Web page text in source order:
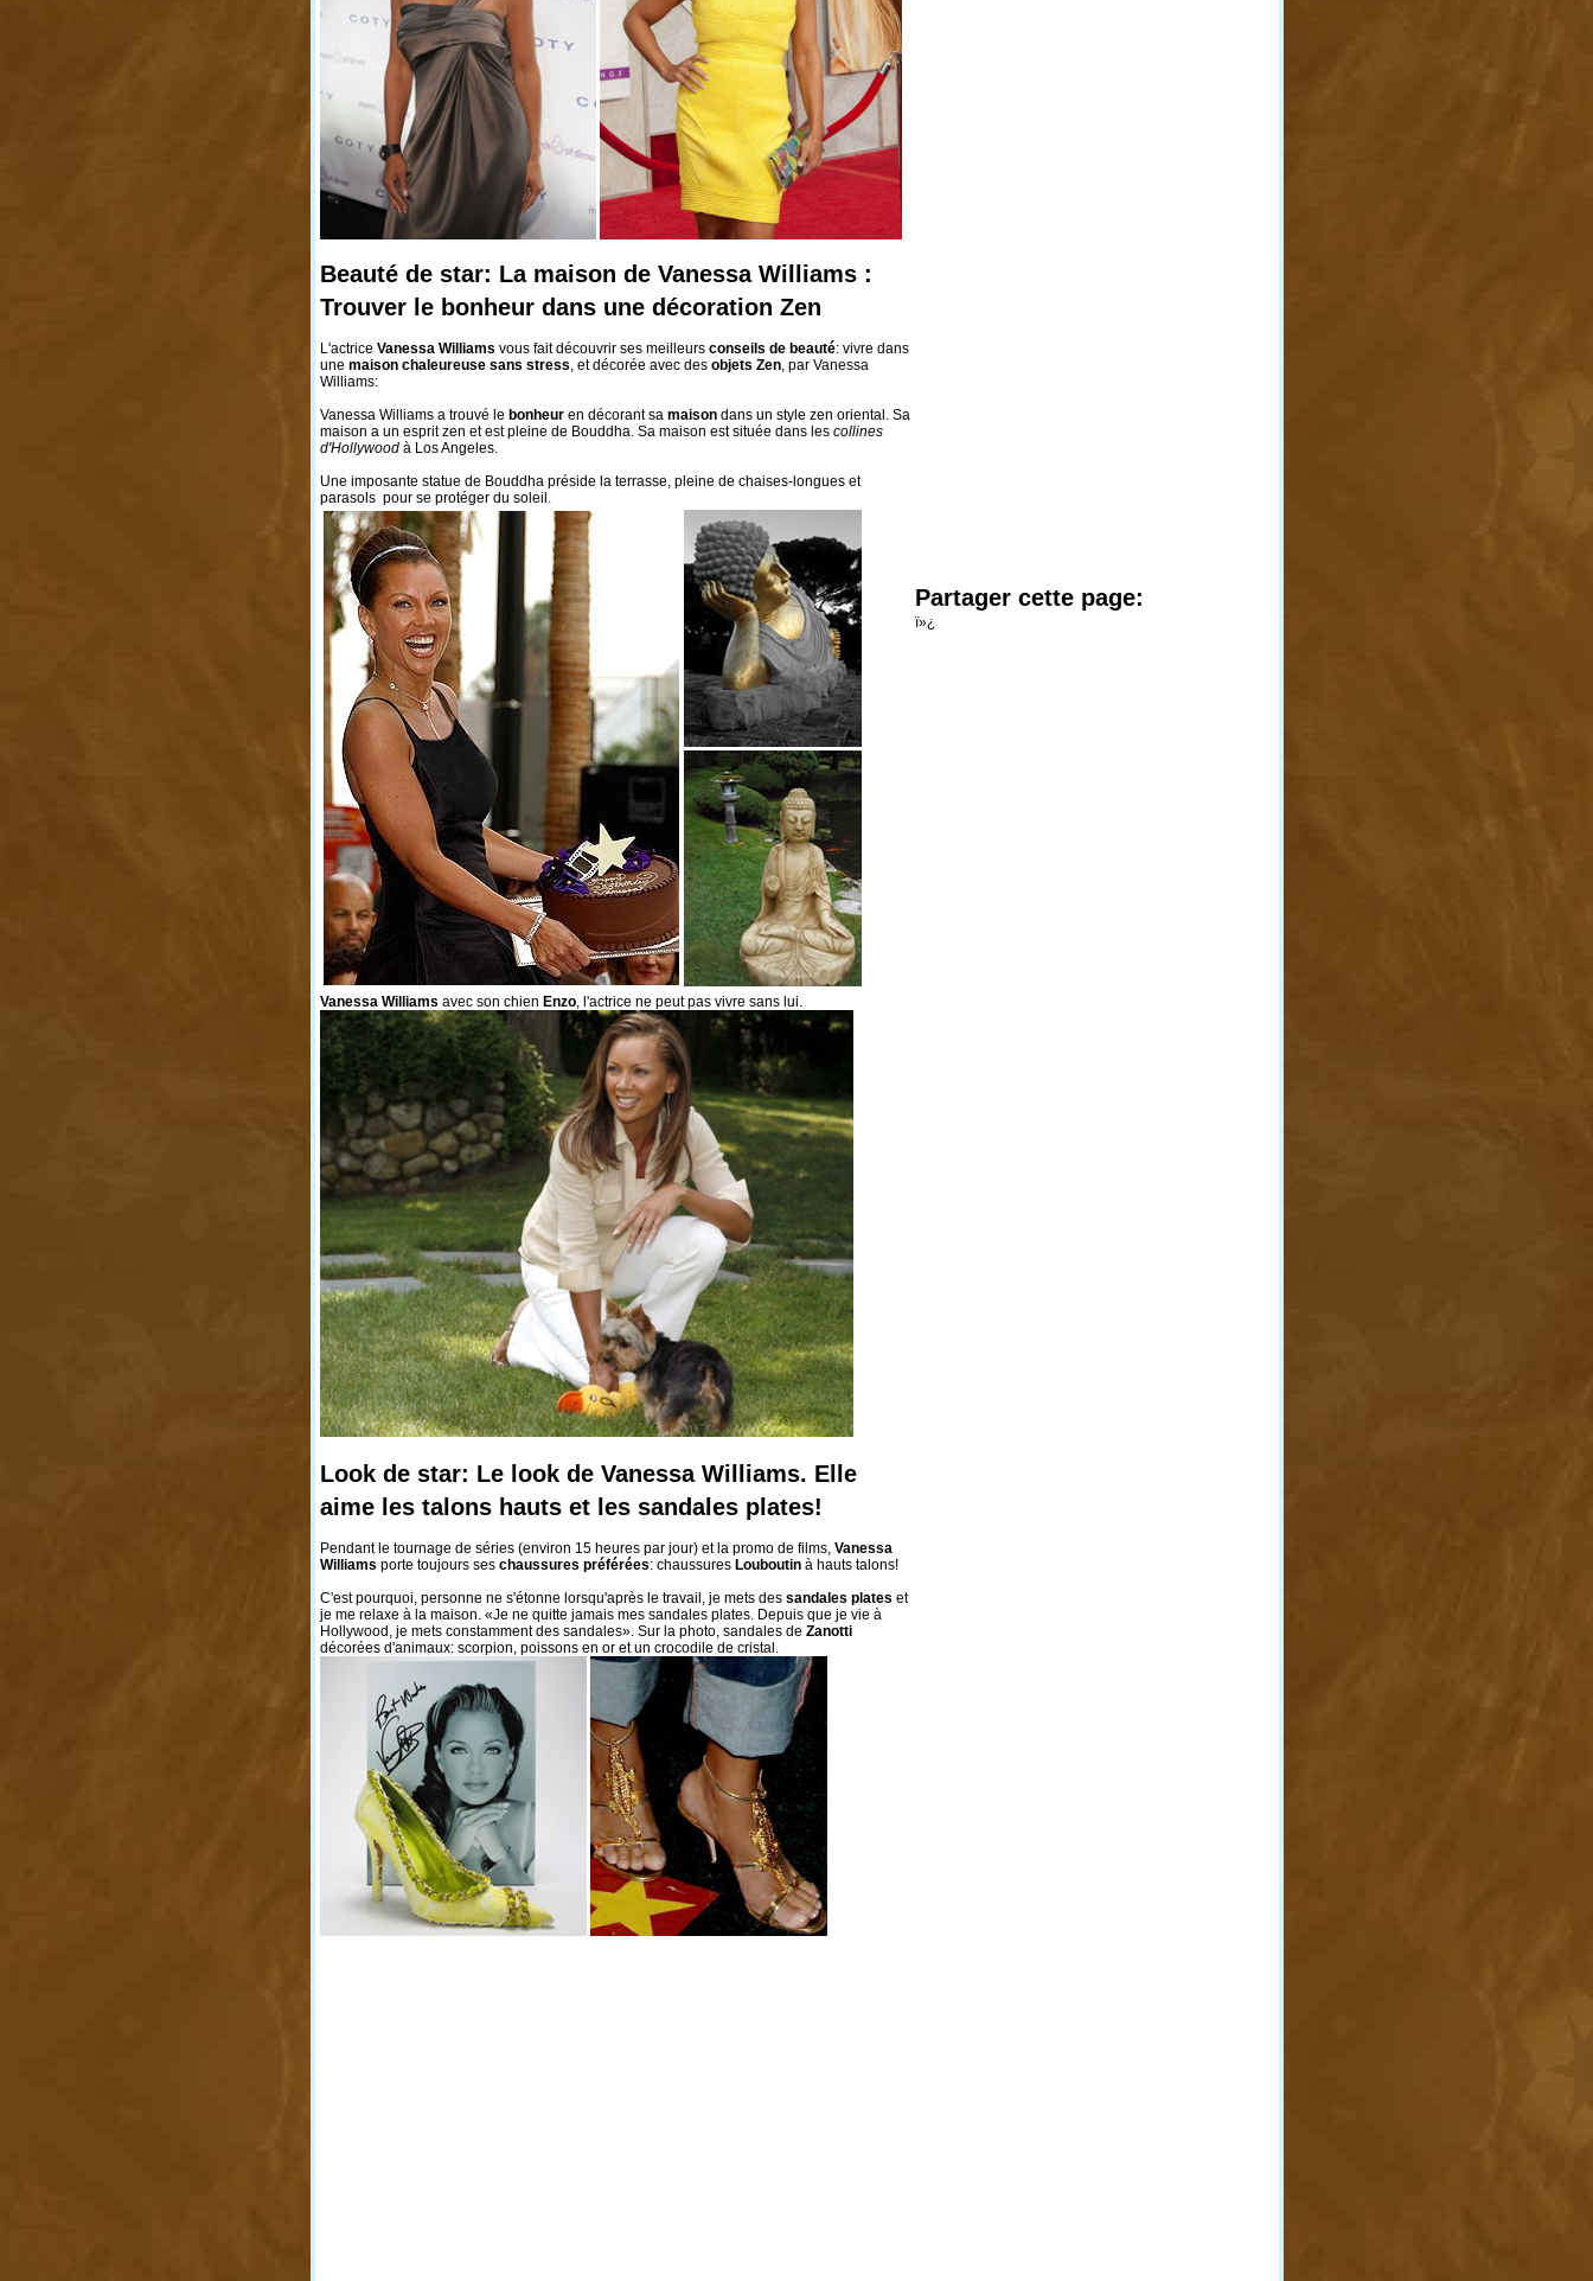
Beauté de star: La maison de Vanessa Williams :
Trouver le bonheur dans une décoration Zen
L'actrice Vanessa Williams vous fait découvrir ses meilleurs conseils de beauté: vivre dans
une maison chaleureuse sans stress , et décorée avec des objets Zen , par Vanessa
Williams:
Vanessa Williams a trouvé le bonheur en décorant sa maison dans un style zen oriental. Sa
maison a un esprit zen et est pleine de Bouddha. Sa maison est située dans les collines
d'Hollywood à Los Angeles.
Une imposante statue de Bouddha préside la terrasse, pleine de chaises-longues et
parasols pour se protéger du soleil.
Vanessa Williams avec son chien Enzo , l'actrice ne peut pas vivre sans lui.
Look de star: Le look de Vanessa Williams. Elle
aime les talons hauts et les sandales plates!
Pendant le tournage de séries (environ 15 heures par jour) et la promo de films, Vanessa
Williams porte toujours ses chaussures préférées: chaussures Louboutin à hauts talons!
C'est pourquoi, personne ne s'étonne lorsqu'après le travail, je mets des sandales plates et
je me relaxe à la maison. «Je ne quitte jamais mes sandales plates. Depuis que je vie à
Hollywood, je mets constamment des sandales». Sur la photo, sandales de Zanotti
décorées d'animaux: scorpion, poissons en or et un crocodile de cristal.
Partager cette page:
ï»¿